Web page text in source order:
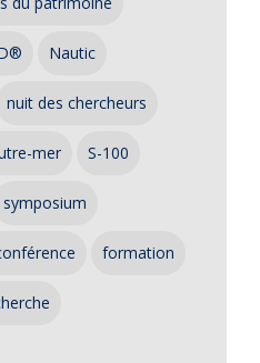
Nautic
nuit des chercheurs
mer S-100
symposium
formation